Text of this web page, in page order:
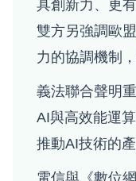
具創新力、更
雙方另強調歐
力的協調機制
義法聯合聲明
AI與高效能運
推動AI技術的
電信與《數位